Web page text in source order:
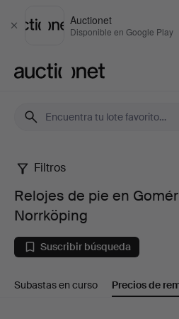
Cerrar
Auctionet
Disponible en Google Play
Relojes
de
pie
en
Filtros
Relojes de pie en
Norrköping
Suscribir búsqueda
Subastas en curso Precios de